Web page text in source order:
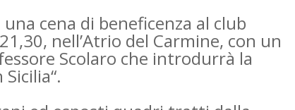
cena di beneficenza al club
nell’Atrio del Carmine, con un
Scolaro che introdurrà la